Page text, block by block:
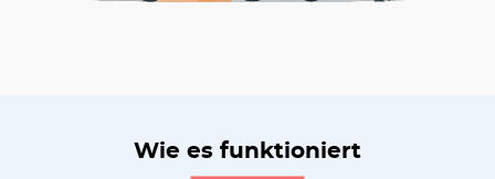
Wie es funktioniert